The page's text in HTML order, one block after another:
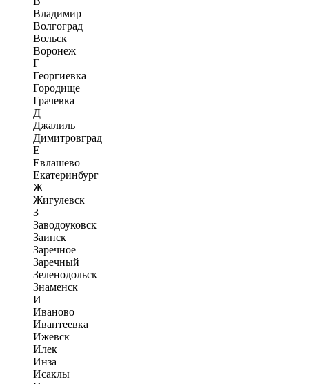
Владимир
Волгоград
Вольск
Воронеж
Г
Георгиевка
Городище
Грачевка
Д
Джалиль
Димитровград
Е
Евлашево
Екатеринбург
Ж
Жигулевск
З
Заводоуковск
Заинск
Заречное
Заречный
Зеленодольск
Знаменск
И
Иваново
Ивантеевка
Ижевск
Илек
Инза
Исаклы